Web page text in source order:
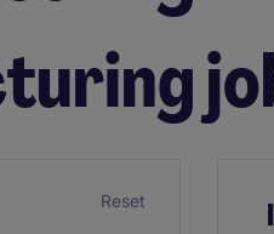
Reset